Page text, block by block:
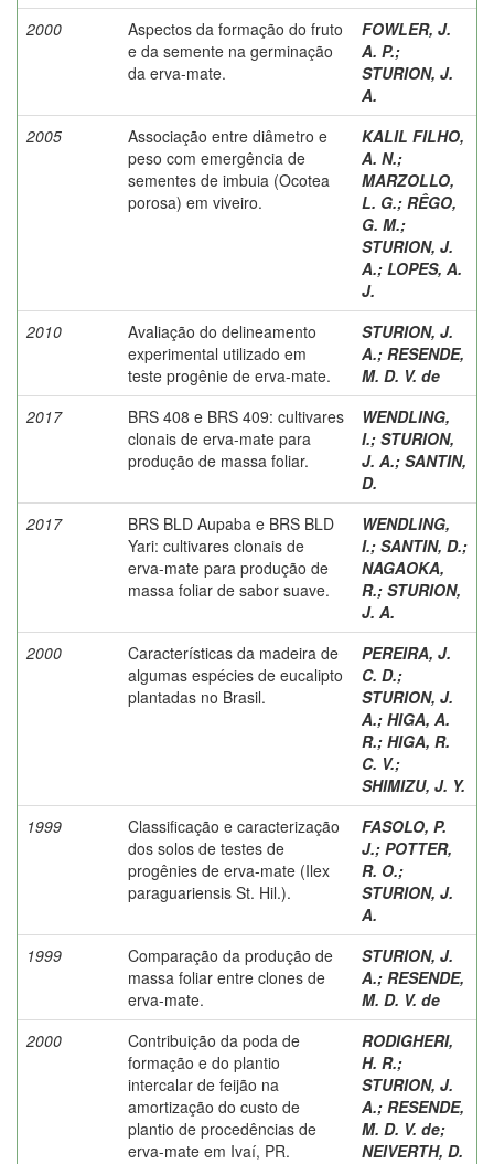
2000
Aspectos da formação do fruto
e da semente na germinação
da erva-mate.
FOWLER, J.
A. P.;
STURION, J.
A.
2005
Associação entre diâmetro e
peso com emergência de
sementes de imbuia (Ocotea
porosa) em viveiro.
KALIL FILHO,
A. N.;
MARZOLLO,
L. G.; RÊGO,
G. M.;
STURION, J.
A.; LOPES, A.
J.
2010
Avaliação do delineamento
experimental utilizado em
teste progênie de erva-mate.
STURION, J.
A.; RESENDE,
M. D. V. de
2017
BRS 408 e BRS 409: cultivares
clonais de erva-mate para
produção de massa foliar.
WENDLING,
I.; STURION,
J. A.; SANTIN,
D.
2017
BRS BLD Aupaba e BRS BLD
Yari: cultivares clonais de
erva-mate para produção de
massa foliar de sabor suave.
WENDLING,
I.; SANTIN, D.;
NAGAOKA,
R.; STURION,
J. A.
2000
Características da madeira de
algumas espécies de eucalipto
plantadas no Brasil.
PEREIRA, J.
C. D.;
STURION, J.
A.; HIGA, A.
R.; HIGA, R.
C. V.;
SHIMIZU, J. Y.
1999
Classificação e caracterização
dos solos de testes de
progênies de erva-mate (Ilex
paraguariensis St. Hil.).
FASOLO, P.
J.; POTTER,
R. O.;
STURION, J.
A.
1999
Comparação da produção de
massa foliar entre clones de
erva-mate.
STURION, J.
A.; RESENDE,
M. D. V. de
2000
Contribuição da poda de
formação e do plantio
intercalar de feijão na
amortização do custo de
plantio de procedências de
erva-mate em Ivaí, PR.
RODIGHERI,
H. R.;
STURION, J.
A.; RESENDE,
M. D. V. de;
NEIVERTH, D.